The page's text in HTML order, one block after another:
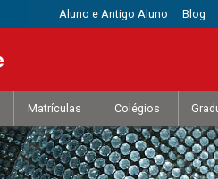
Aluno e Antigo Aluno Blog
Matrículas Colégios